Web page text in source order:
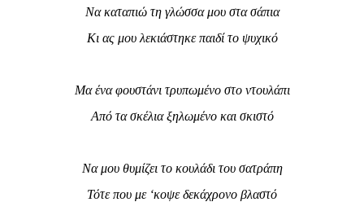
Να καταπιώ τη γλώσσα μου στα σάπια
Κι ας μου λεκιάστηκε παιδί το ψυχικό
Μα ένα φουστάνι τρυπωμένο στο ντουλάπι
Από τα σκέλια ξηλωμένο και σκιστό
Να μου θυμίζει το κουλάδι του σατράπη
Τότε που με ‘κοψε δεκάχρονο βλαστό